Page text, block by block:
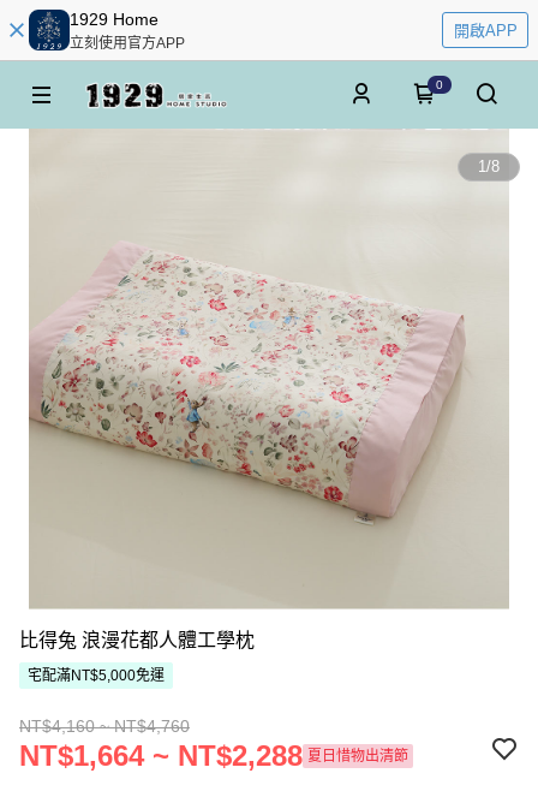
1929 Home
立刻使用官方APP
開啟APP
0
1/8
比得兔 浪漫花都人體工學枕
宅配滿NT$5,000免運
NT$4,160 ~ NT$4,760
NT$1,664 ~ NT$2,288 夏日惜物出清節